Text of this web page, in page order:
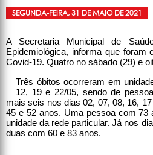
SEGUNDA-FEIRA, 31 DE MAIO DE 2021
A Secretaria Municipal de
Epidemiológica, informa que foram
Covid-19. Quatro no sábado (29) e
Três óbitos ocorreram em
12, 19 e 22/05, sendo de
mais seis nos dias 02, 07, 08, 16,
45 e 52 anos. Uma pessoa com 73
unidade da rede particular. Já nos
duas com 60 e 83 anos.